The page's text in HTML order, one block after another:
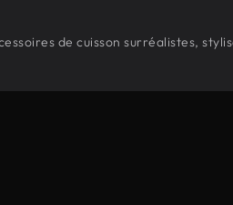
de cuisson surréalistes,